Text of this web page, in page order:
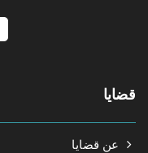
قضايا
عن قضايا